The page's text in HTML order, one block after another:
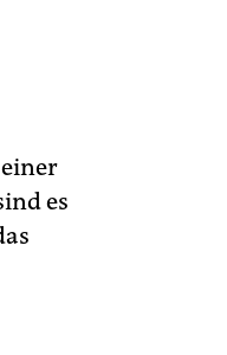
es